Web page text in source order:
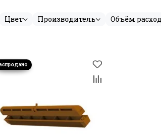
Цвет Производитель Объём